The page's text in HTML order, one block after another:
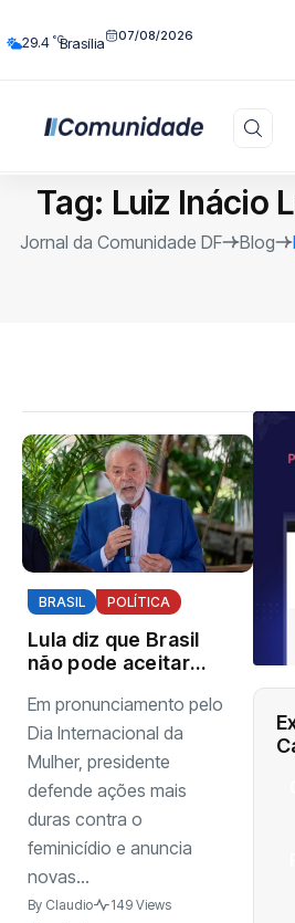
29.4 °CBrasília 07/08/2026
Tag: Luiz Inácio
Jornal da Comunidade DF Blog
BRASIL POLÍTICA
Lula diz que Brasil
não pode aceitar
mulheres e cobra
reação da
sociedade
Em pronunciamento pelo
Dia Internacional da
Mulher, presidente
defende ações mais
duras contra o
feminicídio e anuncia
novas...
By Claudio
149 Views